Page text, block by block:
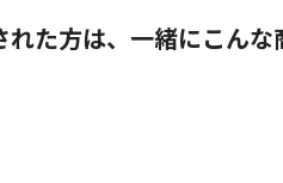
た方は、一緒にこんな